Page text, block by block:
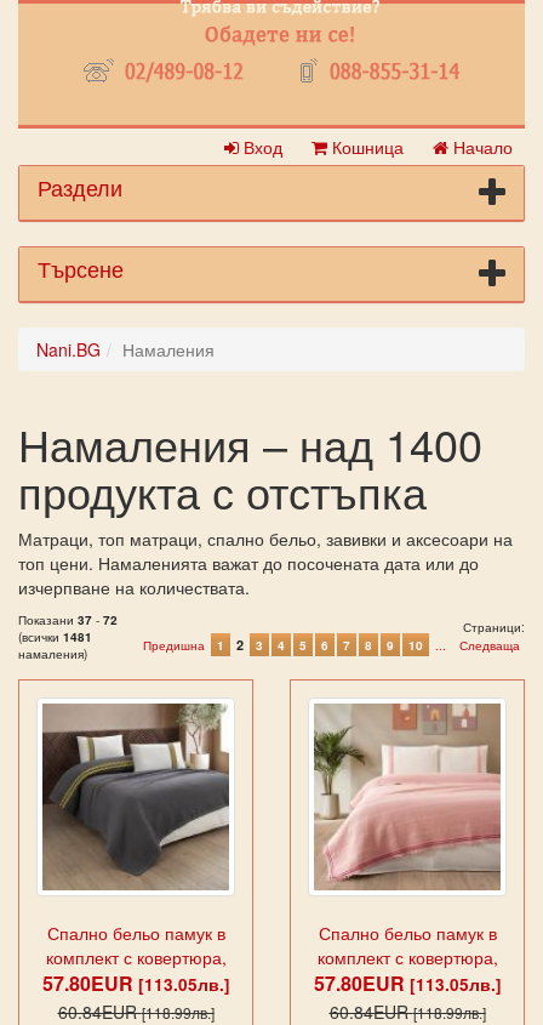
Вход Кошница Начало
Раздели
Търсене
Nani.BG Намаления
Намаления – над 1400
продукта с отстъпка
Матраци, топ матраци, спално бельо, завивки и аксесоари на
топ цени. Намаленията важат до посочената дата или до
изчерпване на количествата.
Показани 37 - 72
(всички 1481
намаления)
Страници:
Предишна
1 2 3 4 5 6 7 8 9 10 ... Следваща
Спално бельо памук в
комплект с ковертюра,
VALERIE, antracit
57.80EUR [113.05лв.]
60.84EUR[118.99лв.]
Спално бельо памук в
комплект с ковертюра,
MELANIE ,наситено роз
57.80EUR [113.05лв.]
60.84EUR[118.99лв.]